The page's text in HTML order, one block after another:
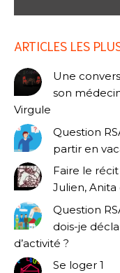
ARTICLES LES
Une
son
Virgule
Question
partir en
Faire le
Julien, Anita
Question
dois-je
d’activité ?
Se loger 1